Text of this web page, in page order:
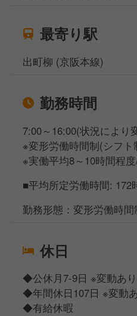
最寄り駅
出町柳 (京阪本線)
勤務時間
7:00～16:00(状況により
※変形労働時間制(シフ
※実働平均8～10時間程
■平均所定労働時間: 172
勤務形態：変形労働時間
休日
◆公休月7-9日 ※変動あり
◆年間休日107日 ※変動
◆有給休暇